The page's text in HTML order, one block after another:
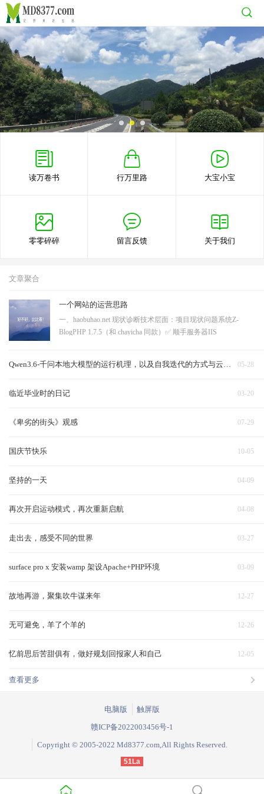
读万卷书 行万里路 大宝小宝
零零碎碎 留言反馈 关于我们
文章聚合
一个网站的运营思路
一、haobuhao.net 现状诊断技术层面：项目现状问题系统Z-
BlogPHP 1.7.5（和 chayicha 同款）✅ 顺手服务器IIS
擎收录靠运气URL 结构?
05-28
03-20
临近毕业时的日记
07-29
《卑劣的街头》观感
10-05
国庆节快乐
04-09
坚持的一天
04-08
再次开启运动模式，再次重新启航
03-27
走出去，感受不同的世界
03-09
surface pro x 安装wamp 架设Apache+PHP环境
12-27
故地再游，聚集吹牛谋来年
12-26
无可避免，羊了个羊的
12-05
忆前思后苦甜俱有，做好规划回报家人和自己
查看更多
电脑版
触屏版
赣ICP备2022003456号-1
Copyright © 2005-2022 Md8377.com,All Rights Reserved.
51La